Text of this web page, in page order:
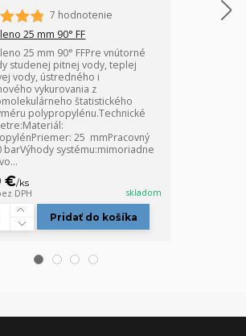
7 hodnotenie
25 mm 90° FF
25 mm 90° FFPre vnútorné
studenej pitnej vody, teplej
vody, ústredného i
vykurovania z
štatistického
polypropylénu.Technické
25 mmPracovný
barVýhody systému:mimoriadne
€/ks
DPH skladom
Pridať do košíka